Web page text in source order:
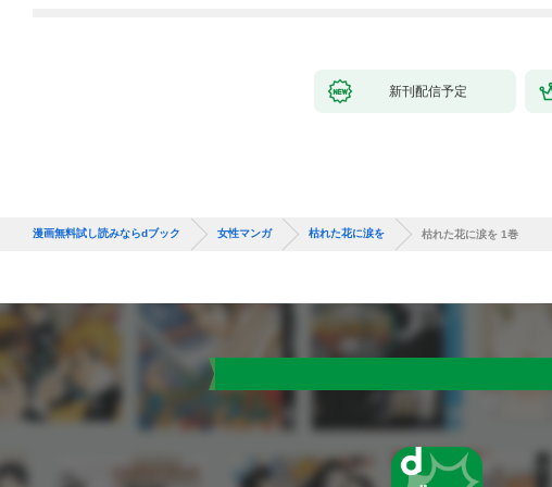
新刊配信予定
漫画無料試し読みならdブック 女性マンガ 枯れた花に涙を 枯れた花に涙を 1巻